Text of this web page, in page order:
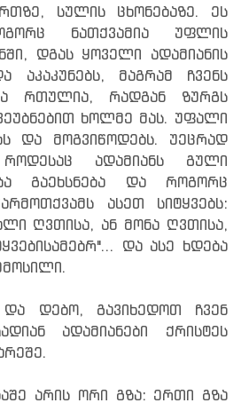
სულის ცხონებაზე. ეს
ნათქვამია უფლის
დგას ყოველი ადამიანის
აკაკუნებს, მაგრამ ჩვენს
რთულია, რადგან ზურგს
ხოლმე მას. უფალი
და მოგვიწოდებს. უეცრად
ადამიანს გული
გაეხსნება და როგორც
ასეთ სიტყვებს:
ღვთისა, ან მონა ღვთისა,
და ასე ხდება
და დებო, გავიხედოთ ჩვენ
ადამიანები ქრისტეს
არის ორი გზა: ერთი გზა